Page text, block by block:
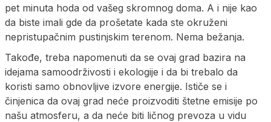
pet minuta hoda od vašeg skromnog doma. A i nije kao
da biste imali gde da prošetate kada ste okruženi
nepristupačnim pustinjskim terenom. Nema bežanja.
Takođe, treba napomenuti da se ovaj grad bazira na
idejama samoodrživosti i ekologije i da bi trebalo da
koristi samo obnovljive izvore energije. Ističe se i
činjenica da ovaj grad neće proizvoditi štetne emisije po
našu atmosferu, a da neće biti ličnog prevoza u vidu